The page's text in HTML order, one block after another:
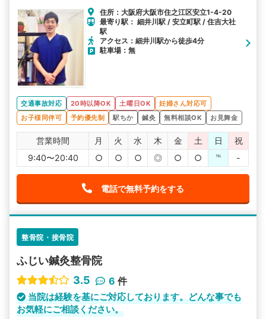
住所：大阪府大阪市住之江区安立1-4-20
最寄り駅： 細井川駅 / 安立町駅 / 住吉大社
駅
アクセス：細井川駅から徒歩4分
駐車場：無
交通事故対応 20時以降OK 土曜日OK
妊婦さん対応可
お子様同伴可
予約優先制 駅ちか 鍼灸 無料相談OK お見舞金
営業時間 月 火 水 木 金 土 日
祝
9:40〜20:40
○ ○ ○ ◎ ○ ○ ℡ -
電話で無料予約をする
整骨院・接骨院
ふじい鍼灸整骨院
3.5
6 件
当院は経験を基にご対応しております。どんな事でも
お気軽にご相談ください。